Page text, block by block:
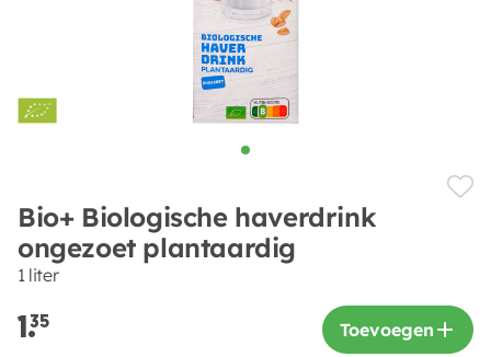
Bio+ Biologische haverdrink
ongezoet plantaardig
1 liter
1.35 Toevoegen